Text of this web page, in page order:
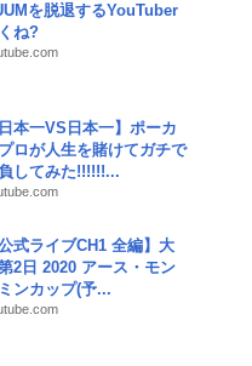
を脱退するYouTuber
ね?
日本一VS日本一】ポーカ
ロが人生を賭けてガチで
してみた!!!!!!...
公式ライブCH1 全編】大
2日 2020 アース・モン
ンカップ(予...